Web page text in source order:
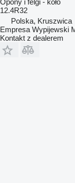
Opony i felgi - koło
12.4R32
Polska, Kruszwica
Empresa Wypijewski
Kontakt z dealerem